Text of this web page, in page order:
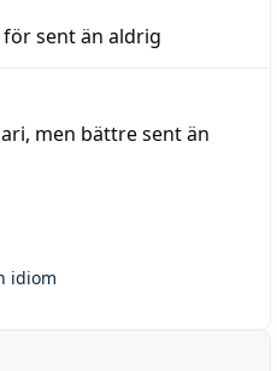
sent än aldrig
men bättre sent än
idiom